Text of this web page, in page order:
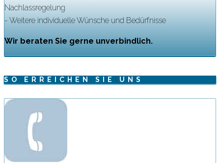
Nachlassregelung
- Weitere individuelle Wünsche und Bedürfnisse
Wir beraten Sie gerne unverbindlich.
SO ERREICHEN SIE UNS